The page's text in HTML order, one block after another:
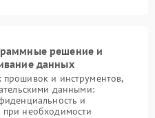
решение и
данных
и инструментов,
данными:
и
необходимости